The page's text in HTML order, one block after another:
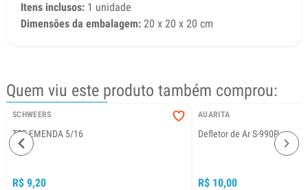
Itens inclusos: 1 unidade
Dimensões da embalagem: 20 x 20 x 20 cm
Quem viu este produto também comprou:
SCHWEERS
TEE EMENDA 5/16
R$ 9,20
AUARITA
Defletor de Ar S-990P
R$ 10,00